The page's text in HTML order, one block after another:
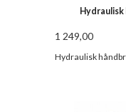
1 249,00
Hydraulisk